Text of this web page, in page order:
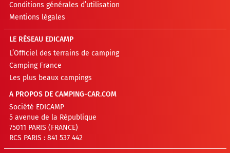
Conditions générales d’utilisation
Mentions légales
LE RÉSEAU EDICAMP
L’Officiel des terrains de camping
Camping France
Les plus beaux campings
A PROPOS DE CAMPING-CAR.COM
Société EDICAMP
5 avenue de la République
75011 PARIS (FRANCE)
RCS PARIS : 841 537 442